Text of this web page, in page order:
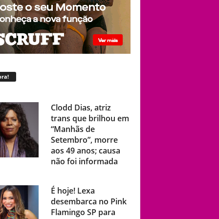
trans que brilhou em
“Manhãs de
Setembro”, morre
aos 49 anos; causa
não foi informada
desembarca no Pink
Flamingo SP para
show ao vivo com